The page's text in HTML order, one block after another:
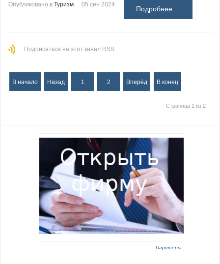
Опубликовано в Туризм 05 сен 2024
Подробнее ...
Подписаться на этот канал RSS
В начало Назад 1 2 Вперёд В конец
Страница 1 из 2
Партнёры